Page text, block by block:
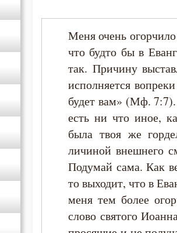
Меня очень огорчило
что будто бы в
так. Причину
исполняется
будет вам» (Мф.
есть ни что иное,
была твоя же
личиной внешнего
Подумай сама. Как
то выходит, что в
меня тем более
слово святого